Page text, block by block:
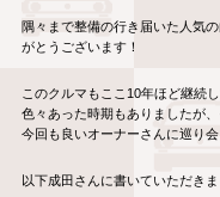
隅々まで整備の行き届いた人気
がとうございます！
このクルマもここ10年ほど継続
色々あった時期もありましたが
今回も良いオーナーさんに巡り会
以下成田さんに書いていただきま